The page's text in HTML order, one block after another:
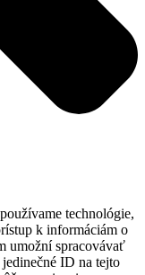
technológie,
k informáciám o
umožní spracovávať
ID na tejto